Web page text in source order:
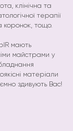
клінічна та
терапії
коронок, тощо.
мають
майстрами у
матеріали
здивують Вас!